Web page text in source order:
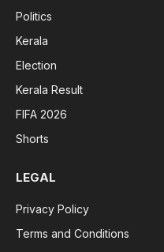
Politics
Kerala
Election
Kerala Result
FIFA 2026
Shorts
LEGAL
Privacy Policy
Terms and Conditions